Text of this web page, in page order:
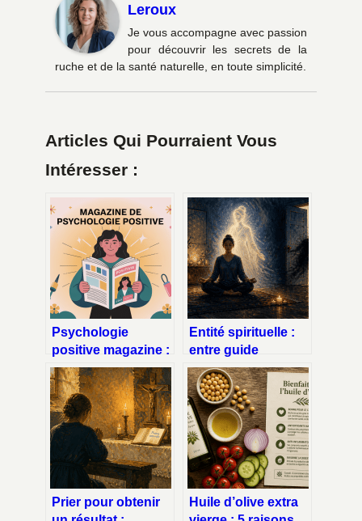
Leroux
Je vous accompagne avec passion
pour découvrir les secrets de la
ruche et de la santé naturelle, en toute simplicité.
Articles Qui Pourraient Vous
Intéresser :
Psychologie
positive magazine :
le guide pour bien
choisir vos
ressources
Entité spirituelle :
entre guide
protecteur et
parasite
énergétique,
comment faire la
différence ?
Prier pour obtenir
Huile d’olive extra